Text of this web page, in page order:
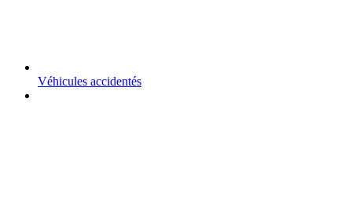
Véhicules accidentés